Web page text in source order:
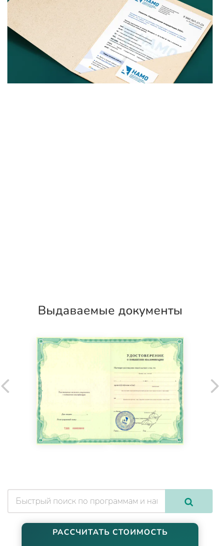
Выдаваемые документы
РАССЧИТАТЬ СТОИМОСТЬ